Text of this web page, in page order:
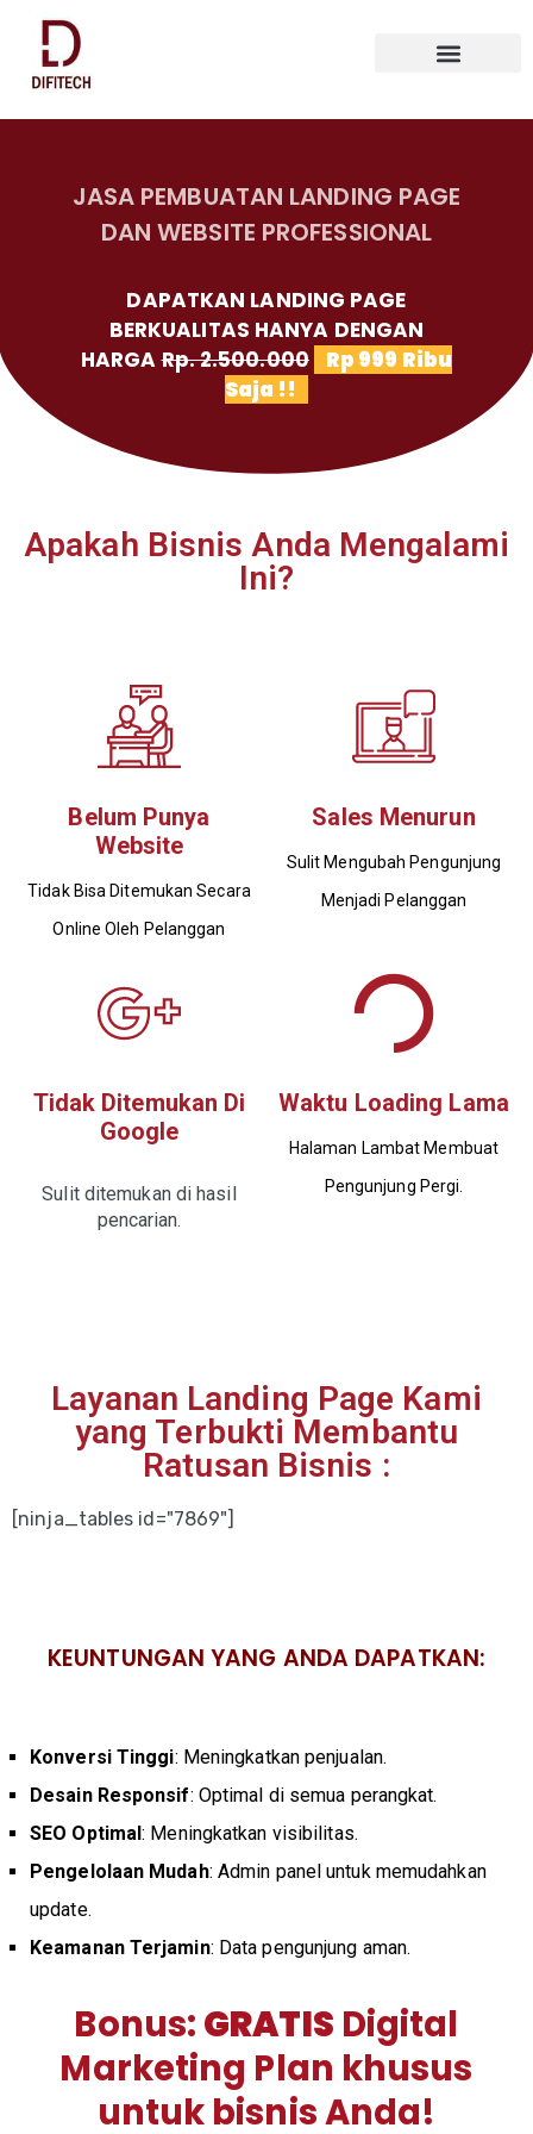
JASA PEMBUATAN LANDING PAGE
DAN WEBSITE PROFESSIONAL
DAPATKAN LANDING PAGE
BERKUALITAS HANYA DENGAN
HARGARp. 2.500.000
Rp 999 Ribu
Saja !!
Apakah Bisnis Anda Mengalami
Ini?
Belum Punya
Website
Tidak Bisa Ditemukan Secara
Online Oleh Pelanggan
Sales Menurun
Sulit Mengubah Pengunjung
Menjadi Pelanggan
Tidak Ditemukan Di
Google
Sulit ditemukan di hasil
pencarian.
Waktu Loading Lama
Halaman Lambat Membuat
Pengunjung Pergi.
Layanan Landing Page Kami
yang Terbukti Membantu
Ratusan Bisnis :
[ninja_tables id="7869"]
KEUNTUNGAN YANG ANDA DAPATKAN:
Konversi Tinggi: Meningkatkan penjualan.
Desain Responsif: Optimal di semua perangkat.
SEO Optimal: Meningkatkan visibilitas.
Pengelolaan Mudah: Admin panel untuk memudahkan
update.
Keamanan Terjamin: Data pengunjung aman.
Bonus: GRATIS Digital
Marketing Plan khusus
untuk bisnis Anda!